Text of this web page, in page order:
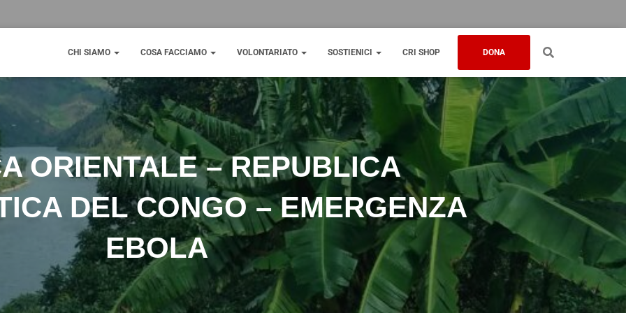
CHI SIAMO COSA FACCIAMO VOLONTARIATO SOSTIENICI CRI SHOP DONA
ORIENTALE – REPUBLICA
DEL CONGO – EMERGENZA
EBOLA